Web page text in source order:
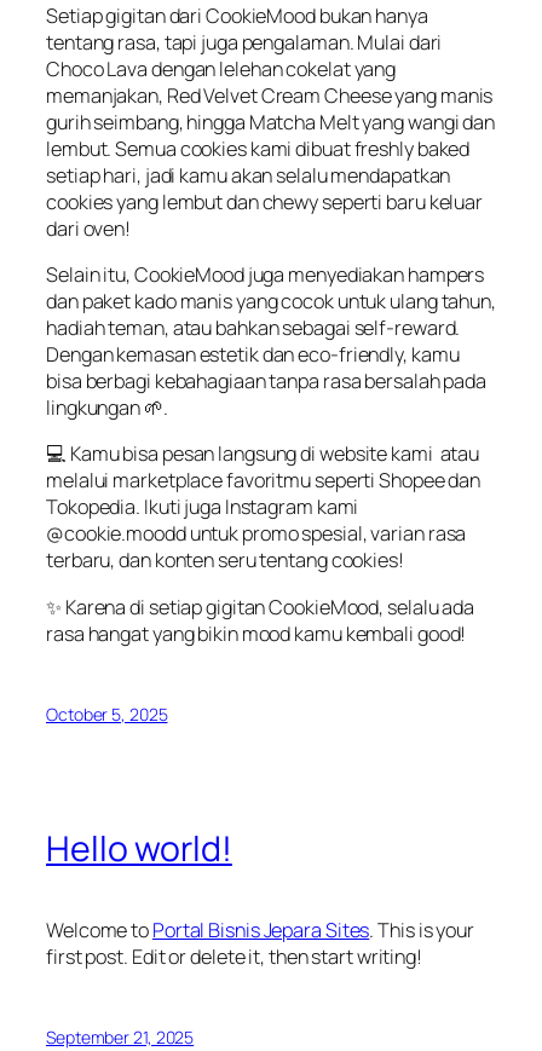
Setiap gigitan dari CookieMood bukan hanya
tentang rasa, tapi juga pengalaman. Mulai dari
Choco Lava dengan lelehan cokelat yang
memanjakan, Red Velvet Cream Cheese yang manis
gurih seimbang, hingga Matcha Melt yang wangi dan
lembut. Semua cookies kami dibuat freshly baked
setiap hari, jadi kamu akan selalu mendapatkan
cookies yang lembut dan chewy seperti baru keluar
dari oven!
Selain itu, CookieMood juga menyediakan hampers
dan paket kado manis yang cocok untuk ulang tahun,
hadiah teman, atau bahkan sebagai self-reward.
Dengan kemasan estetik dan eco-friendly, kamu
bisa berbagi kebahagiaan tanpa rasa bersalah pada
lingkungan 🌱.
💻 Kamu bisa pesan langsung di website kami atau
melalui marketplace favoritmu seperti Shopee dan
Tokopedia. Ikuti juga Instagram kami
@cookie.moodd untuk promo spesial, varian rasa
terbaru, dan konten seru tentang cookies!
✨ Karena di setiap gigitan CookieMood, selalu ada
rasa hangat yang bikin mood kamu kembali good!
October 5, 2025
Hello world!
Welcome toPortal Bisnis Jepara Sites. This is your
first post. Edit or delete it, then start writing!
September 21, 2025